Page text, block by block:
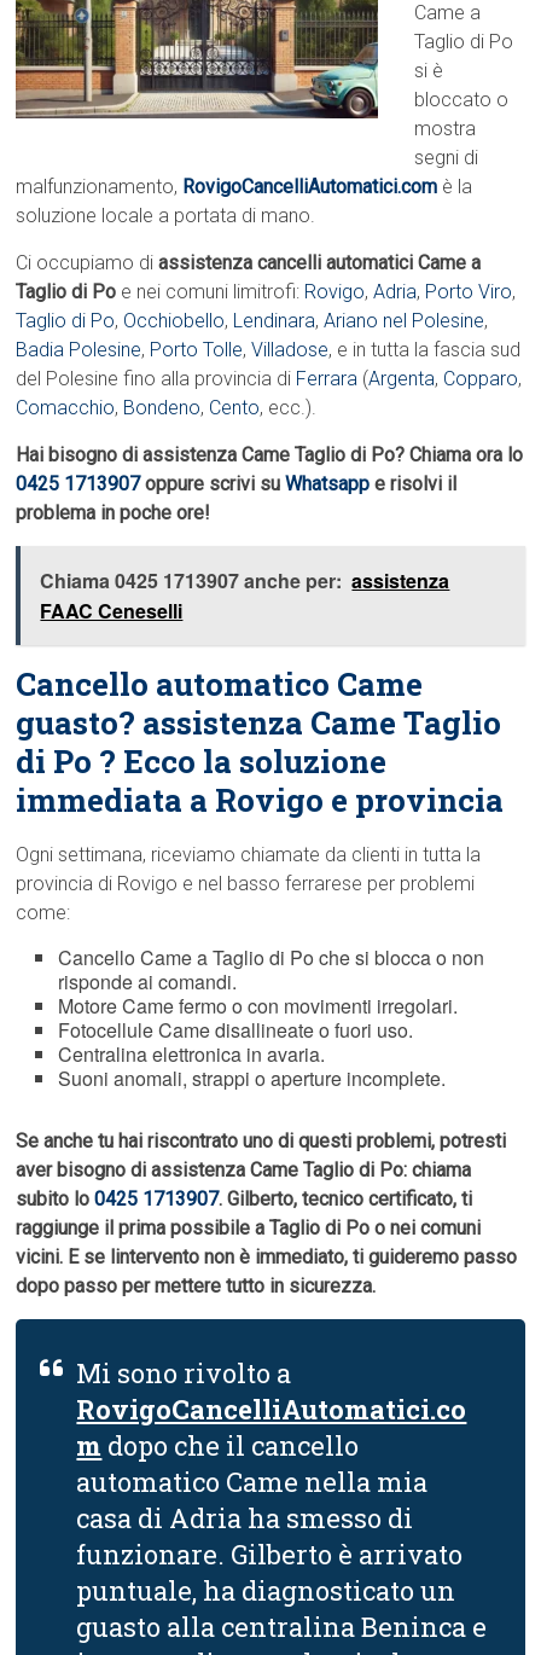
Came a
Taglio di Po
si è
bloccato o
mostra
segni di
malfunzionamento, RovigoCancelliAutomatici.com è la
soluzione locale a portata di mano.
Ci occupiamo diassistenza cancelli automatici Came a
Taglio di Po e nei comuni limitrofi: Rovigo,Adria, Porto Viro,
Taglio di Po, Occhiobello, Lendinara,Ariano nel Polesine,
Badia Polesine, Porto Tolle,Villadose, e in tutta la fascia sud
del Polesine fino alla provincia di Ferrara (Argenta, Copparo,
Comacchio, Bondeno, Cento, ecc.).
Hai bisogno di assistenza Came Taglio di Po? Chiama ora lo
0425 1713907oppure scrivi suWhatsapp e risolvi il
problema in poche ore!
Chiama 0425 1713907 anche per: assistenza
FAAC Ceneselli
Cancello automatico Came
guasto? assistenza Came Taglio
di Po ? Ecco la soluzione
immediata a Rovigo e provincia
Ogni settimana, riceviamo chiamate da clienti in tutta la
provincia di Rovigo e nel basso ferrarese per problemi
come:
Cancello Came a Taglio di Po che si blocca o non
risponde ai comandi.
Motore Came fermo o con movimenti irregolari.
Fotocellule Came disallineate o fuori uso.
Centralina elettronica in avaria.
Suoni anomali, strappi o aperture incomplete.
Se anche tu hai riscontrato uno di questi problemi, potresti
aver bisogno di assistenza Came Taglio di Po: chiama
subito lo0425 1713907. Gilberto, tecnico certificato, ti
raggiunge il prima possibile a Taglio di Po o nei comuni
vicini. E se lintervento non è immediato, ti guideremo passo
dopo passo per mettere tutto in sicurezza.
Mi sono rivolto a
RovigoCancelliAutomatici.co
m dopo che il cancello
automatico Came nella mia
casa di Adria ha smesso di
funzionare. Gilberto è arrivato
puntuale, ha diagnosticato un
guasto alla centralina Beninca e